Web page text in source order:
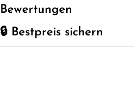
Bewertungen
🔒 Bestpreis sichern